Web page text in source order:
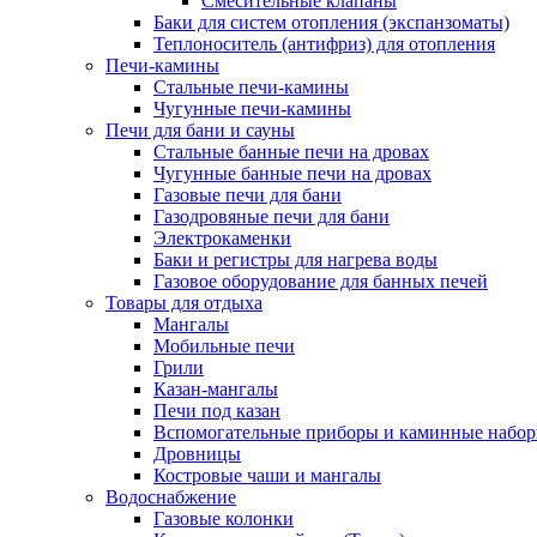
Баки для систем отопления (экспанзоматы)
Теплоноситель (антифриз) для отопления
Печи-камины
Стальные печи-камины
Чугунные печи-камины
Печи для бани и сауны
Стальные банные печи на дровах
Чугунные банные печи на дровах
Газовые печи для бани
Газодровяные печи для бани
Электрокаменки
Баки и регистры для нагрева воды
Газовое оборудование для банных печей
Товары для отдыха
Мангалы
Мобильные печи
Грили
Казан-мангалы
Печи под казан
Вспомогательные приборы и каминные
Дровницы
Костровые чаши и мангалы
Водоснабжение
Газовые колонки